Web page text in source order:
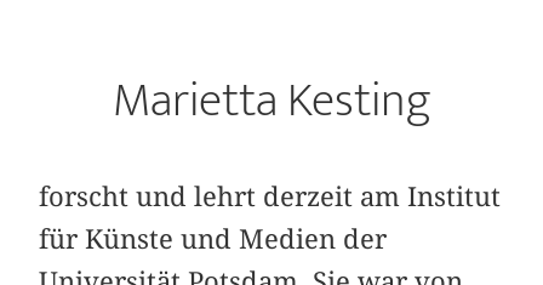
Marietta Kesting
forscht und lehrt derzeit am Institut
für Künste und Medien der